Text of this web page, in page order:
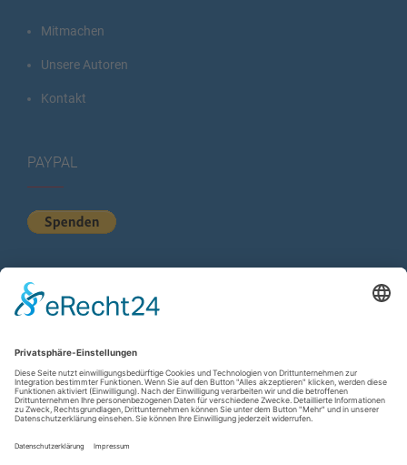
Mitmachen
Unsere Autoren
Kontakt
PAYPAL
KURZSTATISTIK
Total Views:615.447
Besucher gesamt:225.452
Gesamt Beiträge:1.222